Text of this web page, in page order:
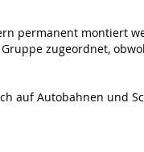
permanent montiert
zugeordnet,
auf Autobahnen und